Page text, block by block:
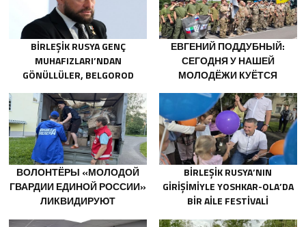
BIRLEŞIK RUSYA GENÇ
MUHAFIZLARI’NDAN
GÖNÜLLÜLER, BELGOROD
SÖNDÜRÜCÜLER VE
JENERATÖRLER KONUSUNDA
YARDIMCI OLACAK
ЕВГЕНИЙ ПОДДУБНЫЙ:
СЕГОДНЯ У НАШЕЙ
МОЛОДЁЖИ КУЁТСЯ
ВОЛОНТЁРЫ «МОЛОДОЙ
ГВАРДИИ ЕДИНОЙ РОССИИ»
ЛИКВИДИРУЮТ
BIRLEŞIK RUSYA’NIN
GIRIŞIMIYLE YOSHKAR-OLA’DA
BIR AILE FESTIVALI